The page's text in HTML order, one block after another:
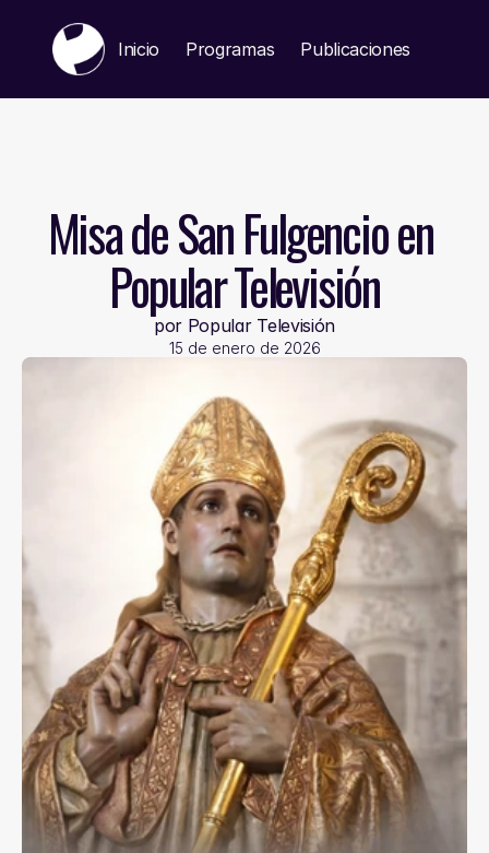
Misa de San Fulgencio en
Popular Televisión
por Popular Televisión
15 de enero de 2026
Inicio Programas Publicaciones